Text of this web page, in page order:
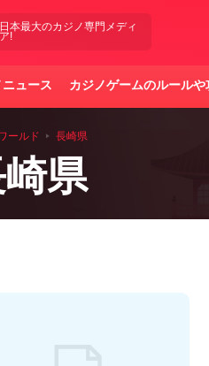
ュース カジノゲームのルールや
日本最大のカジノ専門メディ
ア!
ールド 長崎県
県